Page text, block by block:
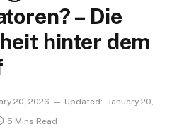
– Die
hinter dem
20, 2026 Updated: January 20,
5 Mins Read